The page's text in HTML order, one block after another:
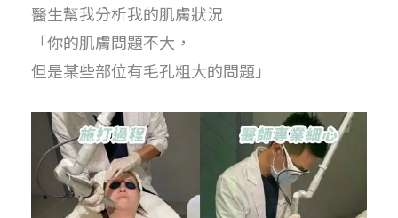
醫生幫我分析我的肌膚狀況
「你的肌膚問題不大，
但是某些部位有毛孔粗大的問題」